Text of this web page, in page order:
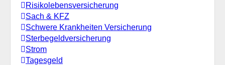
Risikolebensversicherung
Sach & KFZ
Schwere Krankheiten Versicherung
Sterbegeldversicherung
Strom
Tagesgeld